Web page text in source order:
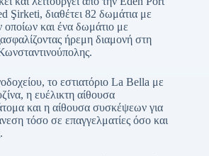
Şirketi, διαθέτει 82 δωμάτια με
και ένα δωμάτιο με
ήρεμη διαμονή στη
το εστιατόριο La Bella με
η ευέλικτη αίθουσα
και η αίθουσα συσκέψεων για
τόσο σε επαγγελματίες όσο και